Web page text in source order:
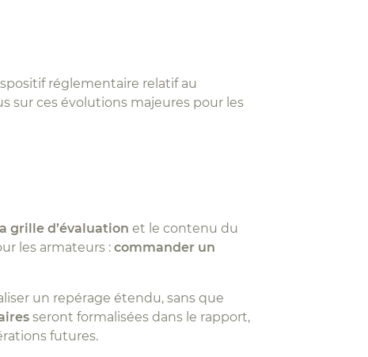
réglementaire relatif au
sur ces évolutions majeures pour les
grille d’évaluation et le contenu du
les armateurs : commander un
un repérage étendu, sans que
seront formalisées dans le rapport,
futures.